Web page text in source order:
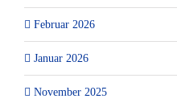
Februar 2026
Januar 2026
November 2025